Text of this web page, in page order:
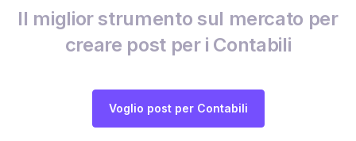
Il miglior strumento sul mercato per
creare post per i Contabili
Voglio post per Contabili